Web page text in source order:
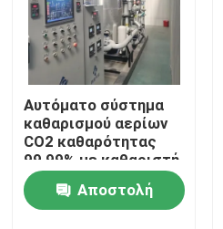
Σπίτι
Προϊόντα
Αυτόματο σύστημα
καθαρισμού αερίων
CO2 καθαρότητας
99,99% με καθαριστή
αερίων
Αποστολή